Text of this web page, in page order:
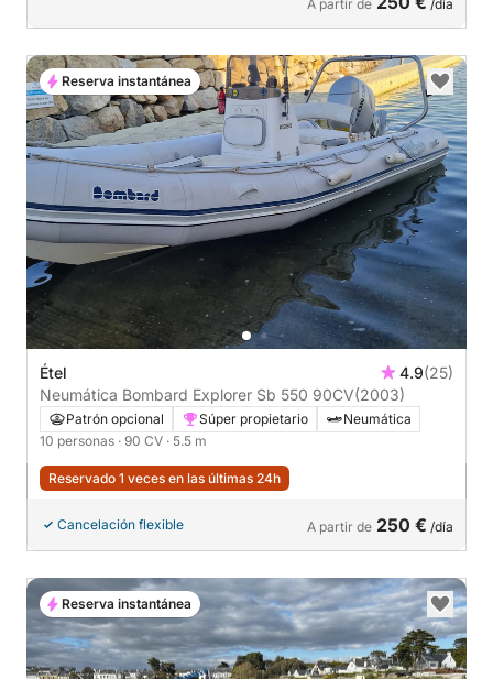
A partir de /día
Étel 4.9(25)
Neumática Bombard Explorer Sb 550 90CV(2003)
Patrón opcional Súper propietario
Neumática
10 personas · 90 CV · 5.5 m
Reservado 1 veces en las últimas 24h
Cancelación flexible A partir de 250 € /día
Reserva instantánea
Reserva instantánea